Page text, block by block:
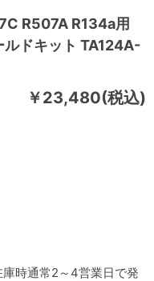
R507A R134a用
ルドキット TA124A-
￥23,480(税込)
時通常2～4営業日で発